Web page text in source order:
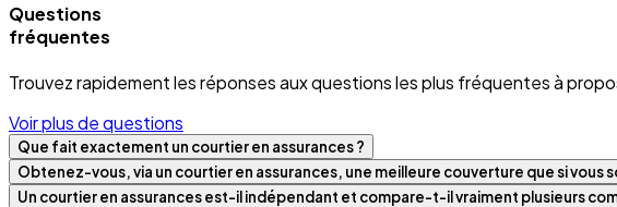
Questions
fréquentes
Trouvez rapidement les réponses aux questions les plus fréquentes à
Voir plus de questions
Que fait exactement un courtier en assurances ?
Obtenez-vous, via un courtier en assurances, une meilleure couverture que si vous
Un courtier en assurances est-il indépendant et compare-t-il vraiment plusieurs